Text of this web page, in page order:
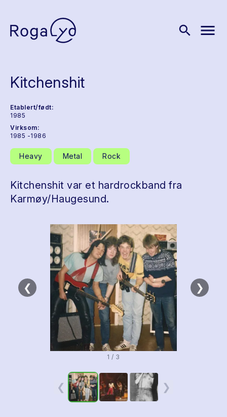
search menu
Kitchenshit
Etablert/født:
1985
Virksom:
1985 -1986
Heavy Metal Rock
Kitchenshit var et hardrockband fra
Karmøy/Haugesund.
❮ ❯
1 / 3
❮ ❯